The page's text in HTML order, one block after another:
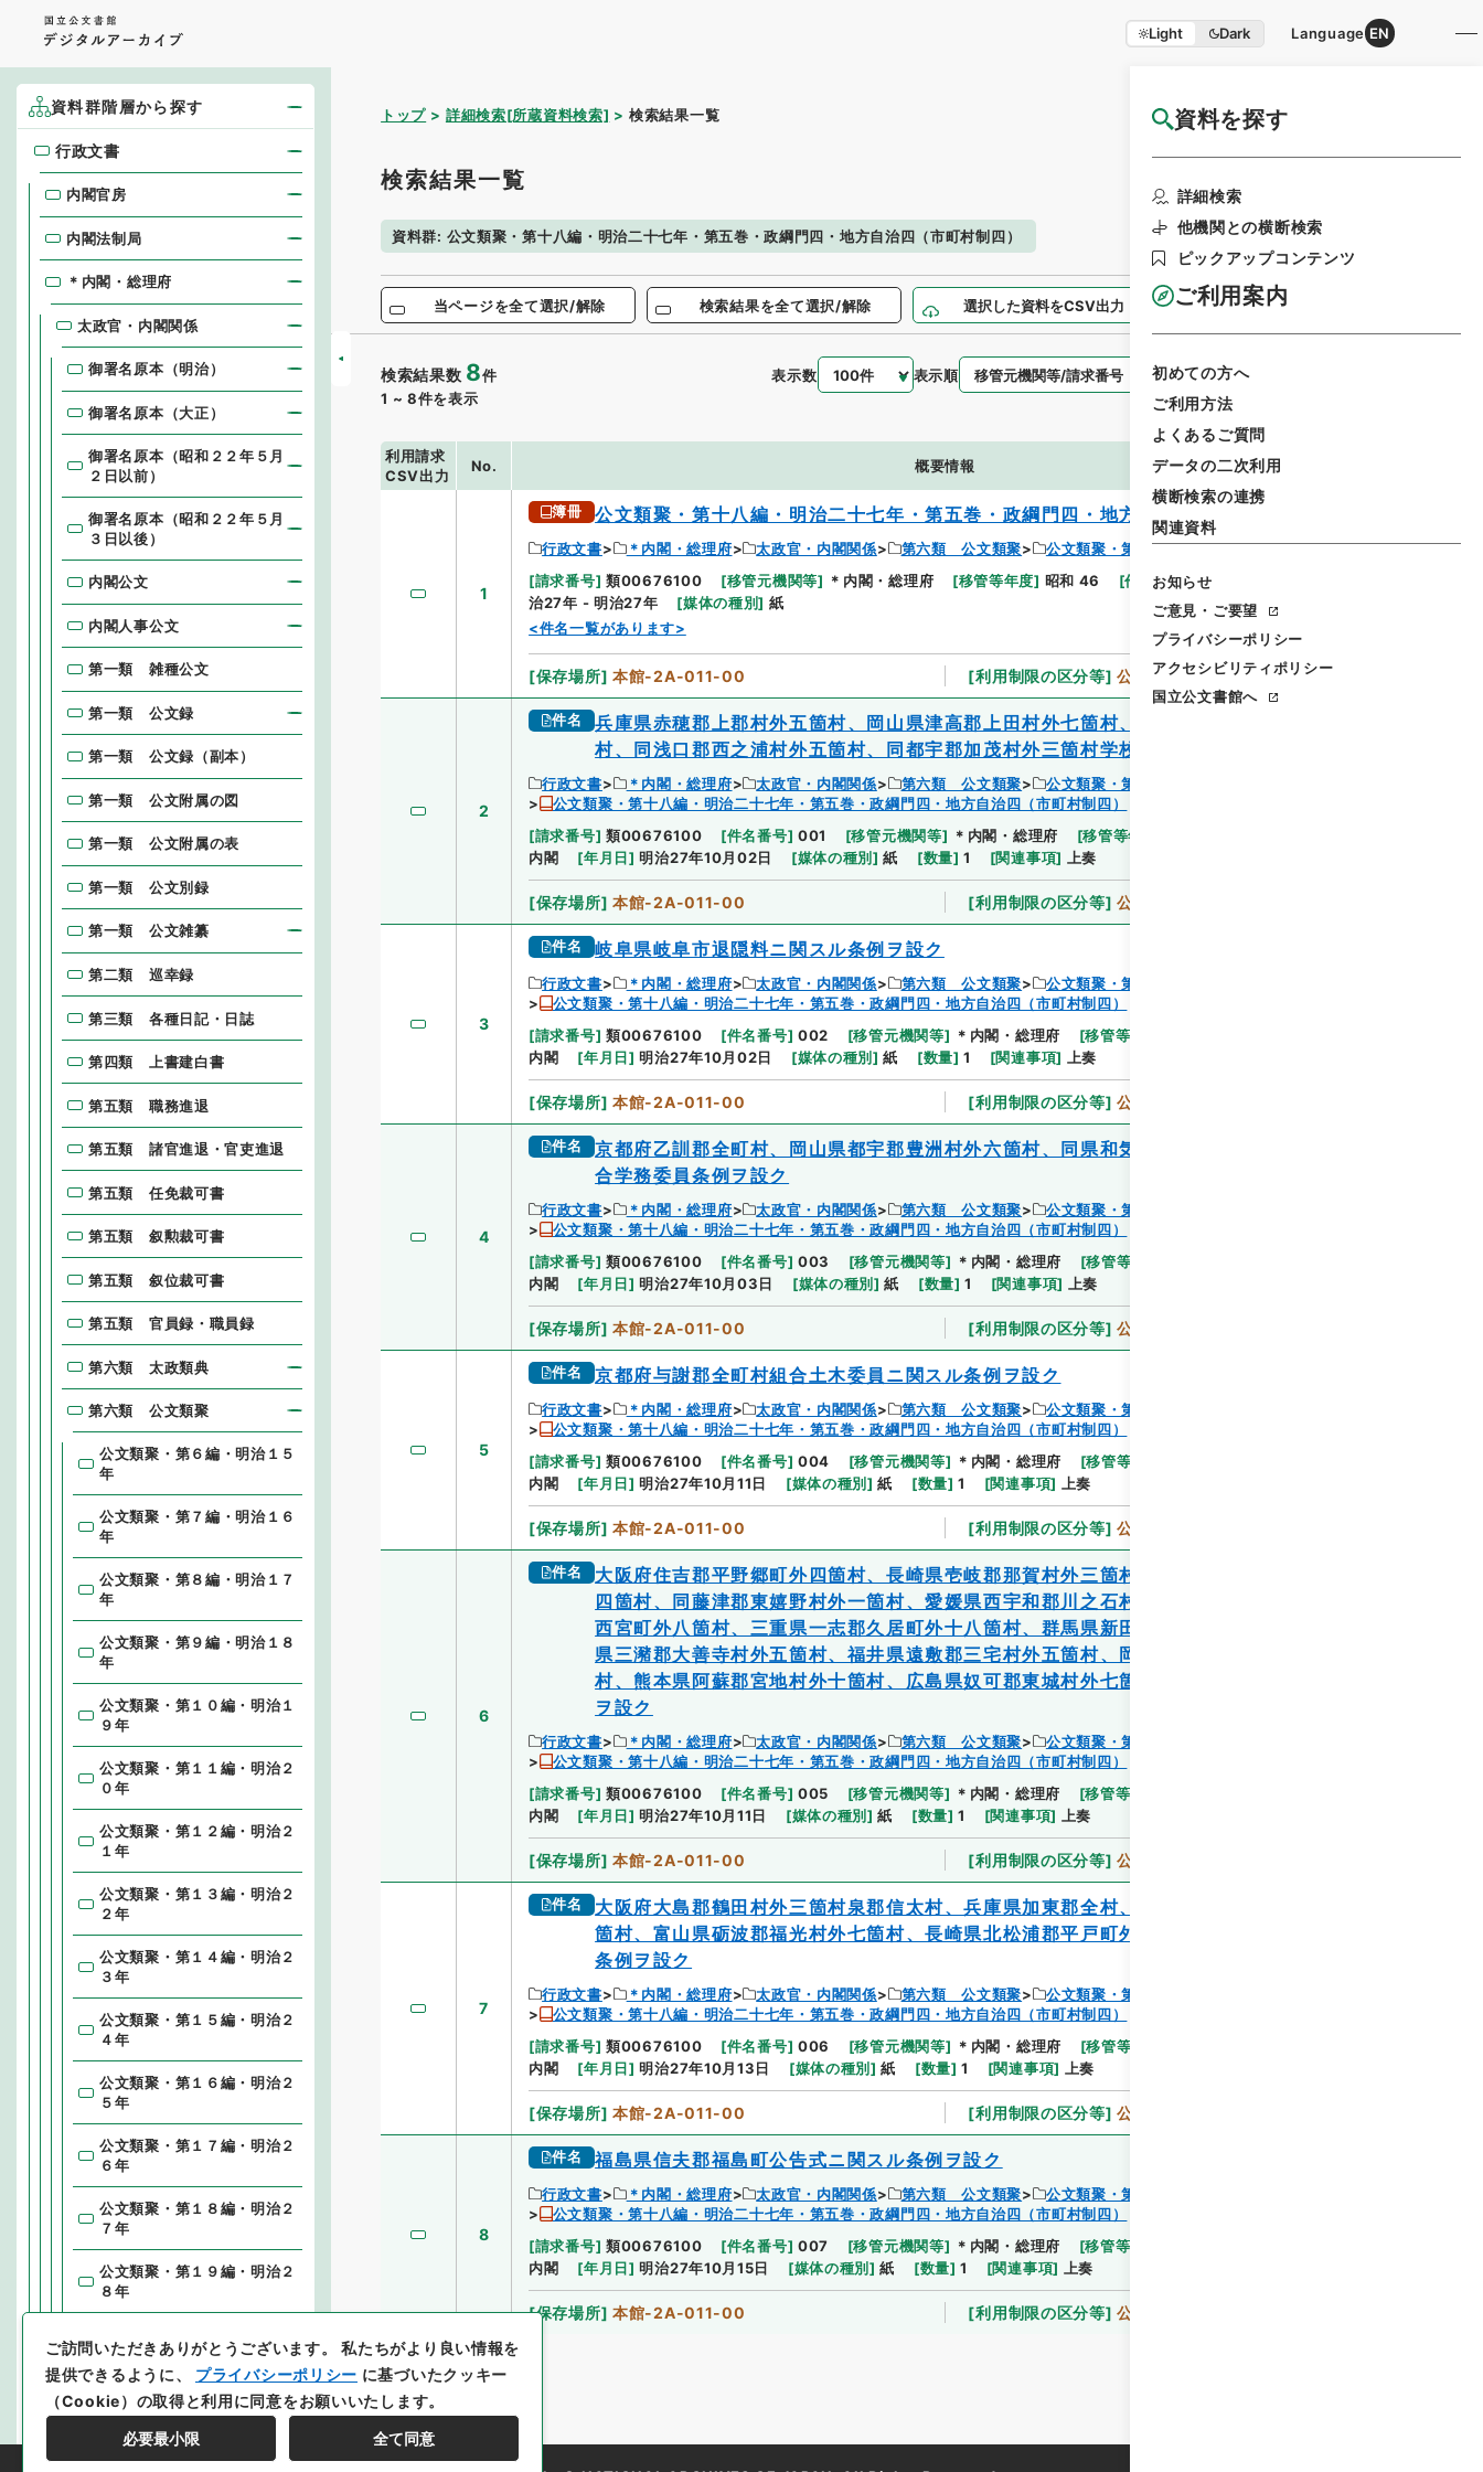
Light Dark Language EN
資料を探す
詳細検索
他機関との横断検索
ピックアップコンテンツ
ご利用案内
初めての方へ
ご利用方法
よくあるご質問
データの二次利用
横断検索の連携
関連資料
お知らせ
ご意見・ご要望
プライバシーポリシー
アクセシビリティポリシー
国立公文書館へ
トップ 詳細検索[所蔵資料検索] 検索結果一覧 国立公文書館HP利用案内
検索結果一覧
資料群: 公文類聚・第十八編・明治二十七年・第五巻・政綱門四・地方自治四（市町村制四）
当ページを全て選択/解除 検索結果を全て選択/解除 選択した資料をCSV出力 選択した資料を利用請求
検索結果数 8件
1 ~ 8件を表示
表示数 表示順 表示スタイル
利用請求
CSV出力
No. 概要情報
1
簿冊 公文類聚・第十八編・明治二十七年・第五巻・政綱門四・地方自治四（市町村制四）
行政文書 ＊内閣・総理府 太政官・内閣関係 第六類 公文類聚
公文類聚・第１８編・明治２７年
[請求番号] 類00676100 [移管元機関等] ＊内閣・総理府 [移管等年度] 昭和 46 [作成・取得者
治27年 - 明治27年
[媒体の種別] 紙
<件名一覧があります>
[保存場所] 本館-2A-011-00 [利用制限の区分等] 公開
2
件名
兵庫県赤穂郡上郡村外五箇村、岡山県津高郡上田村外七箇村、同賀陽郡足守村外九箇
村、同浅口郡西之浦村外五箇村、同都宇郡加茂村外三箇村学校組合学務委員条例ヲ設ク
行政文書 ＊内閣・総理府 太政官・内閣関係 第六類 公文類聚
公文類聚・第１８編・明治２７年
公文類聚・第十八編・明治二十七年・第五巻・政綱門四・地方自治四（市町村制四）
[請求番号] 類00676100 [件名番号] 001 [移管元機関等] ＊内閣・総理府 [移管等年度
内閣
[年月日] 明治27年10月02日 [媒体の種別] 紙 [数量] 1 [関連事項] 上奏
[保存場所] 本館-2A-011-00 [利用制限の区分等] 公開
3
件名 岐阜県岐阜市退隠料ニ関スル条例ヲ設ク
行政文書 ＊内閣・総理府 太政官・内閣関係 第六類 公文類聚
公文類聚・第１８編・明治２７年
公文類聚・第十八編・明治二十七年・第五巻・政綱門四・地方自治四（市町村制四）
[請求番号] 類00676100 [件名番号] 002 [移管元機関等] ＊内閣・総理府 [移管等年度
内閣
[年月日] 明治27年10月02日 [媒体の種別] 紙 [数量] 1 [関連事項] 上奏
[保存場所] 本館-2A-011-00 [利用制限の区分等] 公開
4
件名
京都府乙訓郡全町村、岡山県都宇郡豊洲村外六箇村、同県和気郡三石村外九箇村学校組
合学務委員条例ヲ設ク
行政文書 ＊内閣・総理府 太政官・内閣関係 第六類 公文類聚
公文類聚・第１８編・明治２７年
公文類聚・第十八編・明治二十七年・第五巻・政綱門四・地方自治四（市町村制四）
[請求番号] 類00676100 [件名番号] 003 [移管元機関等] ＊内閣・総理府 [移管等年度
内閣
[年月日] 明治27年10月03日 [媒体の種別] 紙 [数量] 1 [関連事項] 上奏
[保存場所] 本館-2A-011-00 [利用制限の区分等] 公開
5
件名 京都府与謝郡全町村組合土木委員ニ関スル条例ヲ設ク
行政文書 ＊内閣・総理府 太政官・内閣関係 第六類 公文類聚
公文類聚・第１８編・明治２７年
公文類聚・第十八編・明治二十七年・第五巻・政綱門四・地方自治四（市町村制四）
[請求番号] 類00676100 [件名番号] 004 [移管元機関等] ＊内閣・総理府 [移管等年度
内閣
[年月日] 明治27年10月11日 [媒体の種別] 紙 [数量] 1 [関連事項] 上奏
[保存場所] 本館-2A-011-00 [利用制限の区分等] 公開
6
件名
大阪府住吉郡平野郷町外四箇村、長崎県壱岐郡那賀村外三箇村、佐賀県神崎郡神崎村外
四箇村、同藤津郡東嬉野村外一箇村、愛媛県西宇和郡川之石村外４箇村、兵庫県武庫郡
西宮町外八箇村、三重県一志郡久居町外十八箇村、群馬県新田郡太田町外三箇村、福岡
県三瀦郡大善寺村外五箇村、福井県遠敷郡三宅村外五箇村、岡山県吉野郡大原村外四箇
村、熊本県阿蘇郡宮地村外十箇村、広島県奴可郡東城村外七箇村学校組合学務委員条例
ヲ設ク
行政文書 ＊内閣・総理府 太政官・内閣関係 第六類 公文類聚
公文類聚・第１８編・明治２７年
公文類聚・第十八編・明治二十七年・第五巻・政綱門四・地方自治四（市町村制四）
[請求番号] 類00676100 [件名番号] 005 [移管元機関等] ＊内閣・総理府 [移管等年度
内閣
[年月日] 明治27年10月11日 [媒体の種別] 紙 [数量] 1 [関連事項] 上奏
[保存場所] 本館-2A-011-00 [利用制限の区分等] 公開
7
件名
大阪府大島郡鶴田村外三箇村泉郡信太村、兵庫県加東郡全村、香川県那珂郡琴平町外十
箇村、富山県砺波郡福光村外七箇村、長崎県北松浦郡平戸町外四箇村学校組合学務委員
条例ヲ設ク
行政文書 ＊内閣・総理府 太政官・内閣関係 第六類 公文類聚
公文類聚・第１８編・明治２７年
公文類聚・第十八編・明治二十七年・第五巻・政綱門四・地方自治四（市町村制四）
[請求番号] 類00676100 [件名番号] 006 [移管元機関等] ＊内閣・総理府 [移管等年度
内閣
[年月日] 明治27年10月13日 [媒体の種別] 紙 [数量] 1 [関連事項] 上奏
[保存場所] 本館-2A-011-00 [利用制限の区分等] 公開
8
件名 福島県信夫郡福島町公告式ニ関スル条例ヲ設ク
行政文書 ＊内閣・総理府 太政官・内閣関係 第六類 公文類聚
公文類聚・第１８編・明治２７年
公文類聚・第十八編・明治二十七年・第五巻・政綱門四・地方自治四（市町村制四）
[請求番号] 類00676100 [件名番号] 007 [移管元機関等] ＊内閣・総理府 [移管等年度
内閣
[年月日] 明治27年10月15日 [媒体の種別] 紙 [数量] 1 [関連事項] 上奏
[保存場所] 本館-2A-011-00 [利用制限の区分等] 公開
資料群階層から探す
行政文書
行政文書
内閣官房
内閣法制局
＊内閣・総理府
太政官・内閣関係
御署名原本（明治）
御署名原本（大正）
御署名原本（昭和２２年５月
２日以前）
御署名原本（昭和２２年５月
３日以後）
内閣公文
内閣人事公文
第一類 雑種公文
第一類 公文録
第一類 公文録（副本）
第一類 公文附属の図
第一類 公文附属の表
第一類 公文別録
第一類 公文雑纂
第二類 巡幸録
第三類 各種日記・日誌
第四類 上書建白書
第五類 職務進退
第五類 諸官進退・官吏進退
第五類 任免裁可書
第五類 叙勲裁可書
第五類 叙位裁可書
第五類 官員録・職員録
第六類 太政類典
第六類 公文類聚
公文類聚・第６編・明治１５
年
公文類聚・第７編・明治１６
年
公文類聚・第８編・明治１７
年
公文類聚・第９編・明治１８
年
公文類聚・第１０編・明治１
９年
公文類聚・第１１編・明治２
０年
公文類聚・第１２編・明治２
１年
公文類聚・第１３編・明治２
２年
公文類聚・第１４編・明治２
３年
公文類聚・第１５編・明治２
４年
公文類聚・第１６編・明治２
５年
公文類聚・第１７編・明治２
６年
公文類聚・第１８編・明治２
７年
公文類聚・第１９編・明治２
８年
９年
公文類聚・第２１編・明治３
０年
公文類聚・第２２編・明治３
ご訪問いただきありがとうございます。私たちがより良い情報を
提供できるように、 プライバシーポリシー に基づいたクッキー
（Cookie）の取得と利用に同意をお願いいたします。
必要最小限 全て同意